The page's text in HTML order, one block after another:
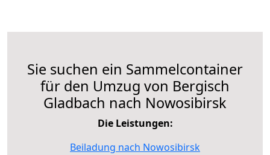
Sie suchen ein Sammelcontainer
für den Umzug von Bergisch
Gladbach nach Nowosibirsk
Die Leistungen:
Beiladung nach Nowosibirsk